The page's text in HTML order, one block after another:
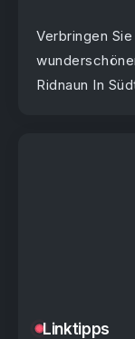
Verbringen
Ridnaun In
Linktipps